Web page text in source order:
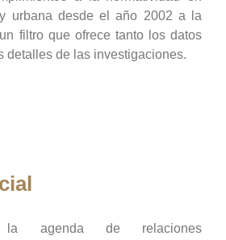
urbana desde el año 2002 a la
filtro que ofrece tanto los datos
detalles de las investigaciones.
la agenda de relaciones